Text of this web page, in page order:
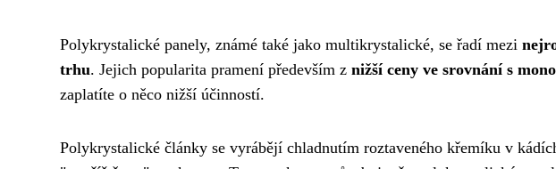
Polykrystalické panely, známé také jako multikrystalické, se řadí mezi
trhu. Jejich popularita pramení především z nižší ceny ve srovnání s
zaplatíte o něco nižší účinností.
Polykrystalické články se vyrábějí chladnutím roztaveného křemíku v